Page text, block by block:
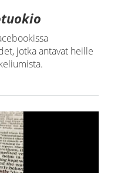
jotka antavat heille